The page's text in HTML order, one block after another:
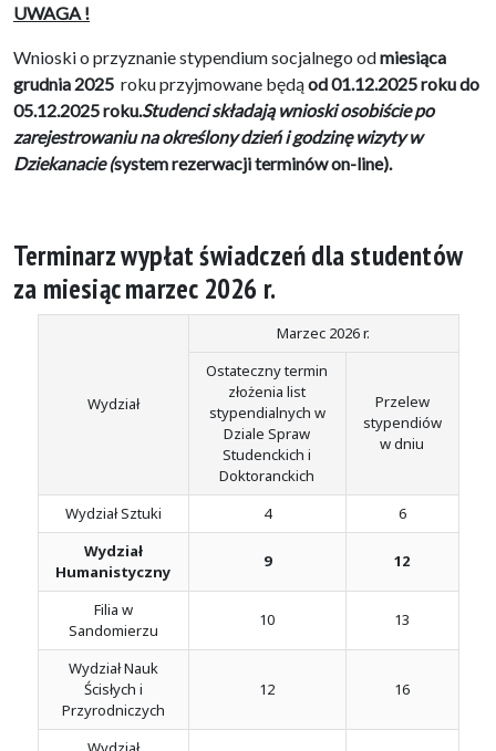
UWAGA !
Wnioski o przyznanie stypendium socjalnego odmiesiąca
grudnia 2025 roku przyjmowane będąod 01.12.2025 roku do
05.12.2025 roku.Studenci składają wnioski osobiście po
zarejestrowaniu na określony dzień i godzinę wizyty w
Dziekanacie (system rezerwacji terminów on-line).
Terminarz wypłat świadczeń dla studentów
za miesiąc marzec 2026 r.
Wydział
Marzec 2026 r.
Ostateczny termin
złożenia list
stypendialnych w
Dziale Spraw
Studenckich i
Doktoranckich
Przelew
stypendiów
w dniu
Wydział Sztuki 4
6
Wydział
Humanistyczny
9 12
Filia w
Sandomierzu
10 13
Wydział Nauk
Ścisłych i
Przyrodniczych
12 16